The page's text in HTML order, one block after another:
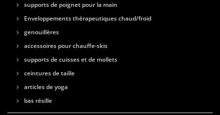
supports de poignet pour la main
Enveloppements thérapeutiques chaud/froid
genouillères
accessoires pour chauffe-skis
supports de cuisses et de mollets
ceintures de taille
articles de yoga
bas résille